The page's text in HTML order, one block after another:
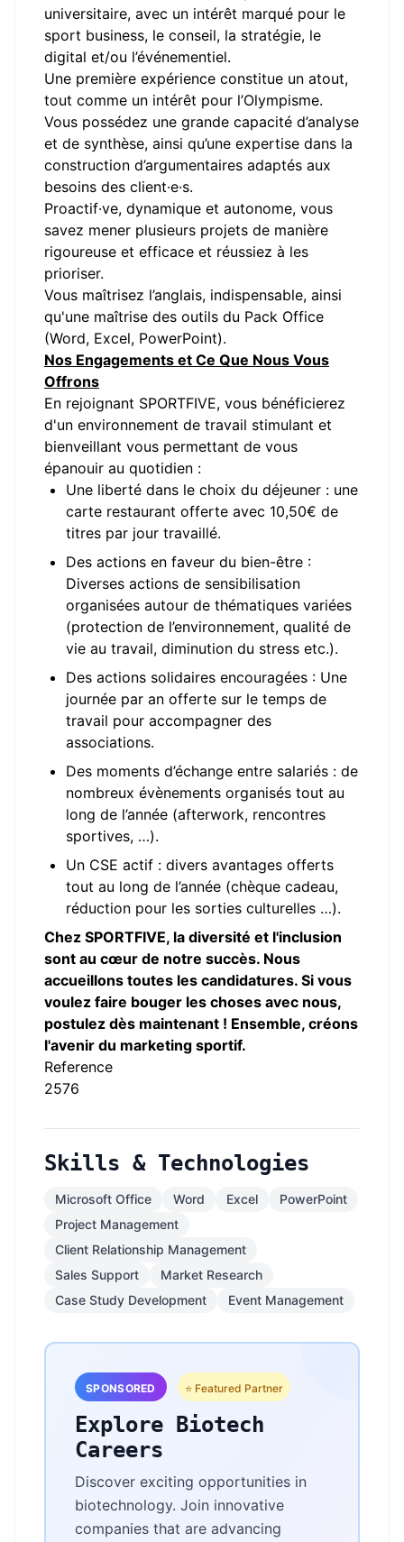
universitaire, avec un intérêt marqué pour le
sport business, le conseil, la stratégie, le
digital et/ou l’événementiel.
Une première expérience constitue un atout,
tout comme un intérêt pour l’Olympisme.
Vous possédez une grande capacité d’analyse
et de synthèse, ainsi qu’une expertise dans la
construction d’argumentaires adaptés aux
besoins des client·e·s.
Proactif·ve, dynamique et autonome, vous
savez mener plusieurs projets de manière
rigoureuse et efficace et réussiez à les
prioriser.
Vous maîtrisez l’anglais, indispensable, ainsi
qu'une maîtrise des outils du Pack Office
(Word, Excel, PowerPoint).
Nos Engagements et Ce Que Nous Vous
Offrons
En rejoignant SPORTFIVE, vous bénéficierez
d'un environnement de travail stimulant et
bienveillant vous permettant de vous
épanouir au quotidien :
Une liberté dans le choix du déjeuner : une
carte restaurant offerte avec 10,50€ de
titres par jour travaillé.
Des actions en faveur du bien-être :
Diverses actions de sensibilisation
organisées autour de thématiques variées
(protection de l’environnement, qualité de
vie au travail, diminution du stress etc.).
Des actions solidaires encouragées : Une
journée par an offerte sur le temps de
travail pour accompagner des
associations.
Des moments d’échange entre salariés : de
nombreux évènements organisés tout au
long de l’année (afterwork, rencontres
sportives, …).
Un CSE actif : divers avantages offerts
tout au long de l’année (chèque cadeau,
réduction pour les sorties culturelles …).
Chez SPORTFIVE, la diversité et l'inclusion
sont au cœur de notre succès. Nous
accueillons toutes les candidatures. Si vous
voulez faire bouger les choses avec nous,
postulez dès maintenant ! Ensemble, créons
l'avenir du marketing sportif.
Reference
2576
Skills & Technologies
Microsoft Office Word Excel
PowerPoint
Project Management
Client Relationship Management
Sales Support
Market Research
Case Study Development
Event Management
SPONSORED ⭐ Featured Partner
Explore Biotech
Careers
Discover exciting opportunities in
biotechnology. Join innovative
companies that are advancing